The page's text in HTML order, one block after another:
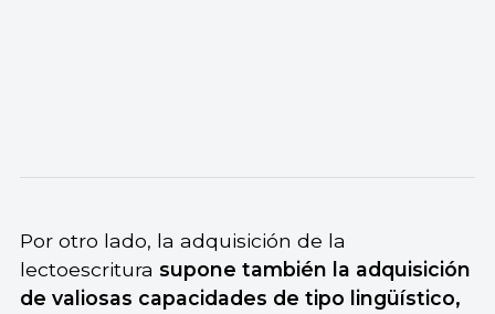
Por otro lado, la adquisición de la
lectoescritura supone también la adquisición
de valiosas capacidades de tipo lingüístico,